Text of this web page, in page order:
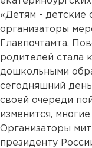
«Детям - детские
организаторы
Главпочтамта.
родителей стала
дошкольными
сегодняшний
своей очереди
изменится,
Организаторы
президенту